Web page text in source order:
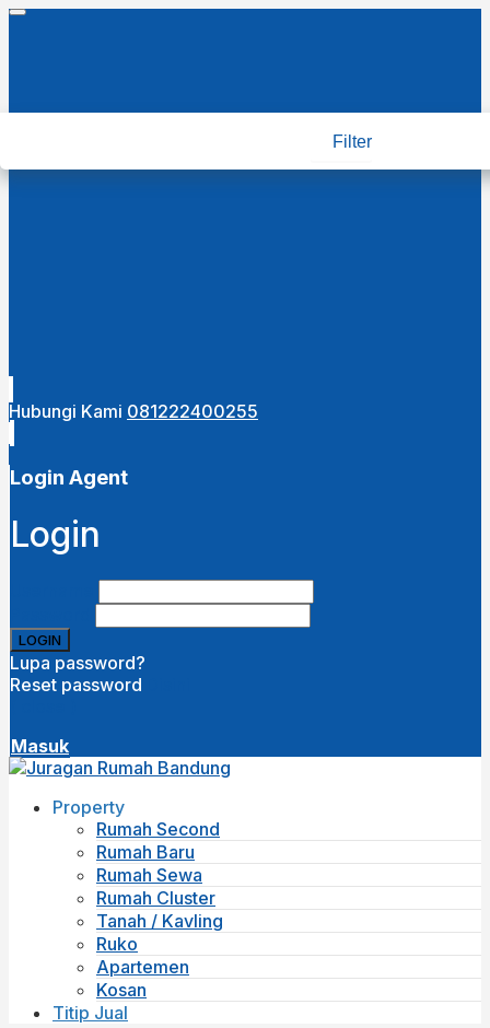
Hubungi Kami 081222400255
Login Agent
Login
Lupa password?
Reset password
Masuk
Property
Rumah Second
Rumah Baru
Rumah Sewa
Rumah Cluster
Tanah / Kavling
Ruko
Apartemen
Kosan
Titip Jual
Filter